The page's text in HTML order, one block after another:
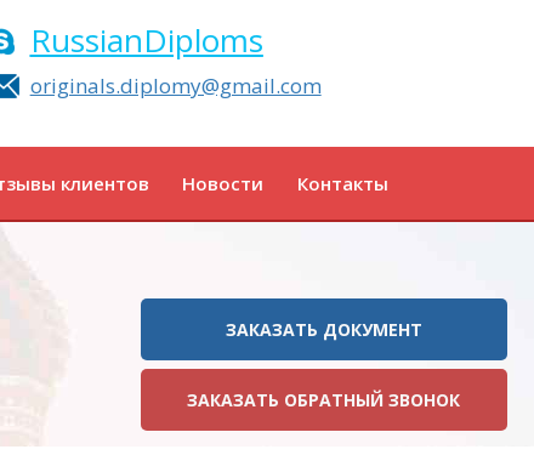
RussianDiploms
originals.diplomy@gmail.com
клиентов Новости Контакты
ЗАКАЗАТЬ ДОКУМЕНТ
ЗАКАЗАТЬ ОБРАТНЫЙ ЗВОНОК